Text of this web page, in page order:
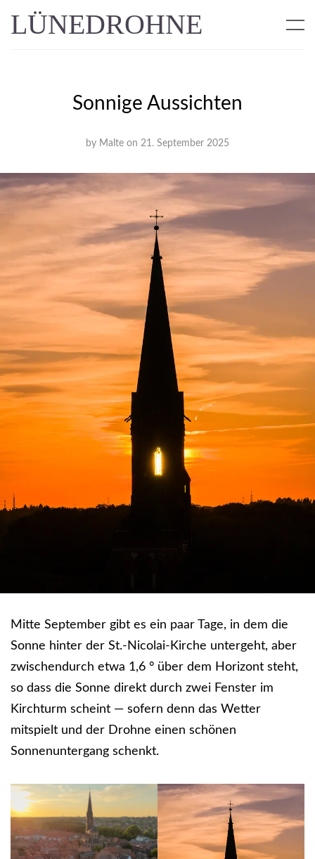
LÜNEDROHNE
Sonnige Aussichten
by Malte on 21. September 2025
Mitte September gibt es ein paar Tage, in dem die
Sonne hinter der St.-Nicolai-Kirche untergeht, aber
zwischendurch etwa 1,6 ° über dem Horizont steht,
so dass die Sonne direkt durch zwei Fenster im
Kirchturm scheint — sofern denn das Wetter
mitspielt und der Drohne einen schönen
Sonnenuntergang schenkt.